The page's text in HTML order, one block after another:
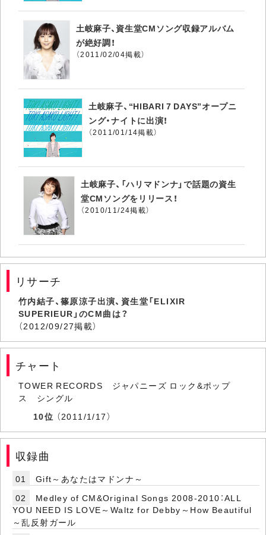
土岐麻子、資生堂CMソング収録アルバム
が絶好調！
（2011/02/04掲載）
土岐麻子、“HIBARI 7 DAYS”オープニ
ング・ナイトに出演！
（2011/01/14掲載）
土岐麻子、「ハリマドンナ」で話題の資生
堂CMソングをリリース！
（2010/11/24掲載）
リサーチ
竹内結子、篠原涼子出演、資生堂「ELIXIR
SUPERIEUR」のCM曲は？
（2012/09/27掲載）
チャート
TOWER RECORDS ジャパニーズ ロック&ポップ
ス シングル
10位 （2011/1/17）
収録曲
01
Gift～あなたはマドンナ～
02
Medley of CM&Original Songs 2008-2010：ALL
YOU NEED IS LOVE～Waltz for Debby～How Beautiful
～乱反射ガール